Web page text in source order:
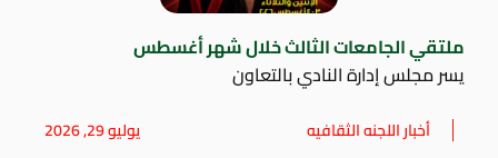
ملتقي الجامعات الثالث خلال شهر أغسطس
يسر مجلس إدارة النادي بالتعاون
أخبار اللجنه الثقافيه يوليو 29, 2026